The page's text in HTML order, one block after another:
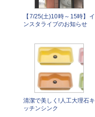
【7/25(土)10時～15時】イ
ンスタライブのお知らせ
清潔で美しく!人工大理石キ
ッチンシンク